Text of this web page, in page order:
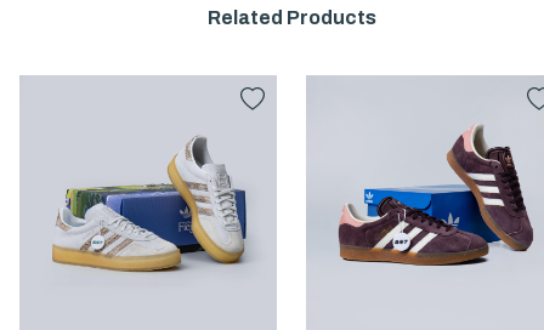
Related Products